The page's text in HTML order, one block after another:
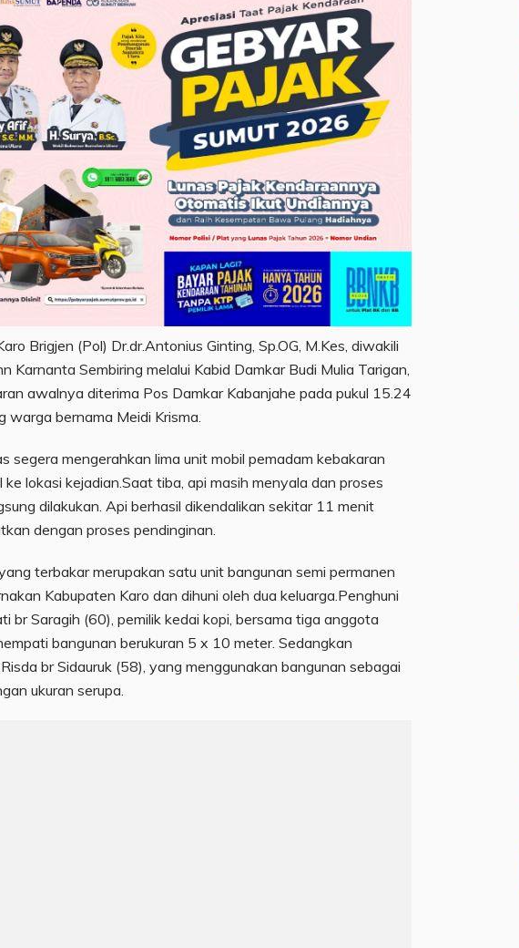
Brigjen (Pol) Dr.dr.Antonius Ginting, Sp.OG, M.Kes, diwakili
Karnanta Sembiring melalui Kabid Damkar Budi Mulia Tarigan,
awalnya diterima Pos Damkar Kabanjahe pada pukul 15.24
warga bernama Meidi Krisma.
segera mengerahkan lima unit mobil pemadam kebakaran
lokasi kejadian.Saat tiba, api masih menyala dan proses
dilakukan. Api berhasil dikendalikan sekitar 11 menit
dengan proses pendinginan.
terbakar merupakan satu unit bangunan semi permanen
Kabupaten Karo dan dihuni oleh dua keluarga.Penghuni
br Saragih (60), pemilik kedai kopi, bersama tiga anggota
bangunan berukuran 5 x 10 meter. Sedangkan
br Sidauruk (58), yang menggunakan bangunan sebagai
ukuran serupa.